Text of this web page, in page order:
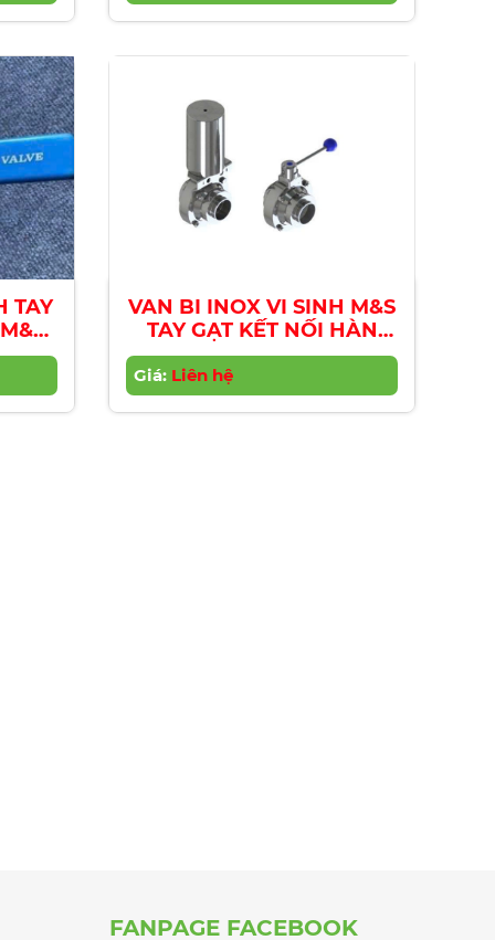
TAY
VAN BI INOX VI SINH M&S
TAY GẠT KẾT NỐI HÀN
|M&S BALL VALVES
Giá: Liên hệ
FANPAGE FACEBOOK